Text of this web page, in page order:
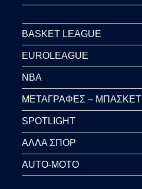
BASKET LEAGUE
EUROLEAGUE
NBA
ΜΕΤΑΓΡΑΦΕΣ – ΜΠΑΣΚΕΤ
SPOTLIGHT
ΑΛΛΑ ΣΠΟΡ
AUTO-MOTO